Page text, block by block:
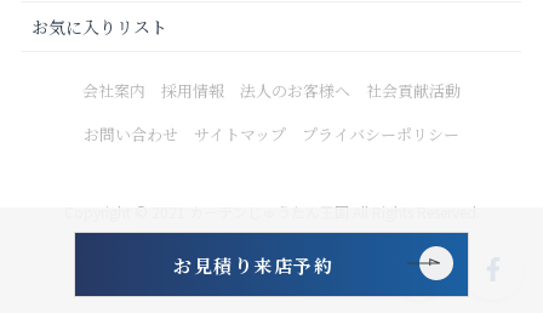
お見積り来店予約
お気に入りリスト
会社案内 採用情報 法人のお客様へ
社会貢献活動
お問い合わせ
サイトマップ プライバシーポリシー
Copyright © 2021 カーテンじゅうたん王国 All Rights Reserved.